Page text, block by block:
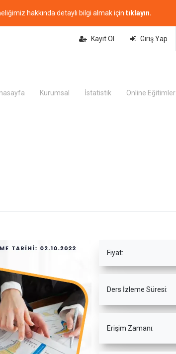
hakkında detaylı bilgi almak için tıklayın.
Kayıt Ol Giriş Yap
Kurumsal İstatistik Online Eğitimler
Fiyat:
Ders İzleme Süresi:
Erişim Zamanı: